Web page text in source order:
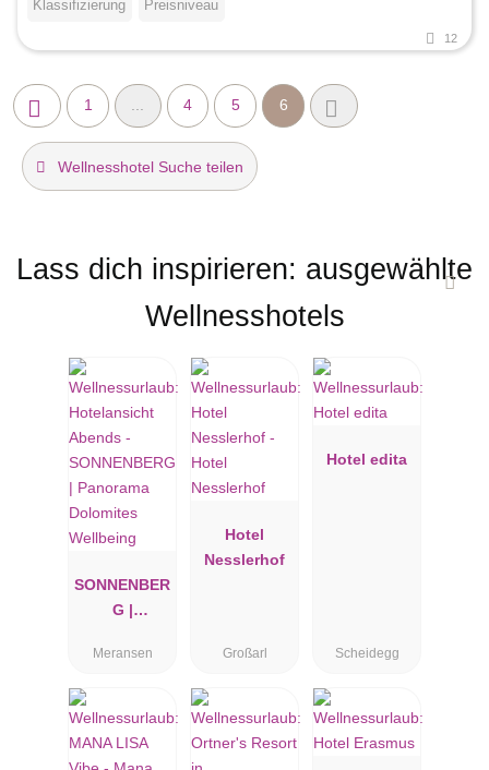
Klassifizierung Preisniveau
12
1 ... 4 5 6
Wellnesshotel Suche teilen
Lass dich inspirieren: ausgewählte
Wellnesshotels
SONNENBER
G |
Dolomites
Meransen
Hotel
Nesslerhof
Großarl
Hotel edita
Scheidegg